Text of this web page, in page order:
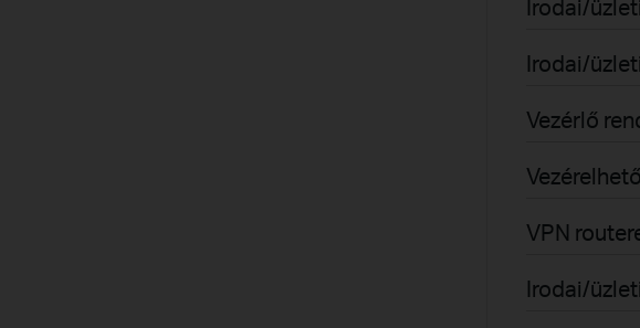
Irodai/
Irodai/
Vezérlő
VPN
Irodai/